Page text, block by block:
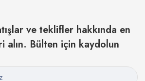
ve teklifler hakkında en
alın. Bülten için kaydolun